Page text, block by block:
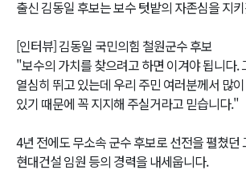
출신 김동일 후보는 보수 텃밭의 자존심을 지
[인터뷰] 김동일 국민의힘 철원군수 후보
"보수의 가치를 찾으려고 하면 이겨야 됩니다.
열심히 뛰고 있는데 우리 주민 여러분께서 많
있기 때문에 꼭 지지해 주실거라고 믿습니다."
4년 전에도 무소속 군수 후보로 선전을 펼쳤던
현대건설 임원 등의 경력을 내세웁니다.